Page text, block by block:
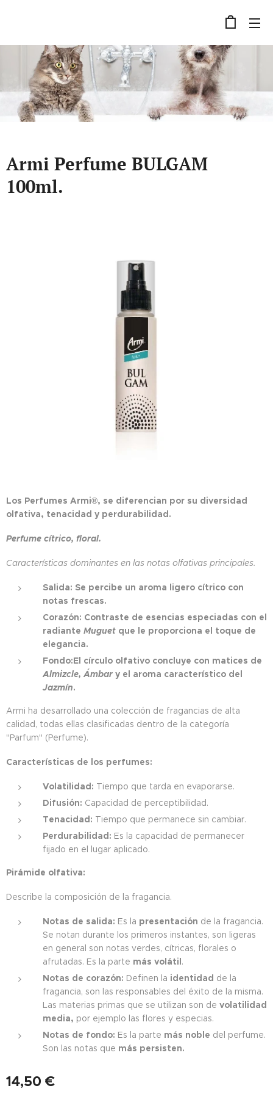
Armi Perfume BULGAM
100ml.
Los Perfumes Armi®, se diferencian por su diversidad
olfativa, tenacidad y perdurabilidad.
Perfume cítrico, floral.
Características dominantes en las notas olfativas principales.
Salida: Se percibe un aroma ligero cítrico con
notas frescas.
Corazón: Contraste de esencias especiadas con el
radiante Muguet que le proporciona el toque de
elegancia.
Fondo:El círculo olfativo concluye con matices de
Almizcle, Ámbar y el aroma característico del
Jazmín.
Armi ha desarrollado una colección de fragancias de alta
calidad, todas ellas clasificadas dentro de la categoría
"Parfum" (Perfume).
Características de los perfumes:
Volatilidad: Tiempo que tarda en evaporarse.
Difusión: Capacidad de perceptibilidad.
Tenacidad: Tiempo que permanece sin cambiar.
Perdurabilidad: Es la capacidad de permanecer
fijado en el lugar aplicado.
Pirámide olfativa:
Describe la composición de la fragancia.
Notas de salida: Es la presentación de la fragancia.
Se notan durante los primeros instantes, son ligeras
en general son notas verdes, cítricas, florales o
afrutadas. Es la parte más volátil.
Notas de corazón: Definen la identidad de la
fragancia, son las responsables del éxito de la misma.
Las materias primas que se utilizan son de volatilidad
media, por ejemplo las flores y especias.
Notas de fondo: Es la parte más noble del perfume.
Son las notas que más persisten.
14,50 €